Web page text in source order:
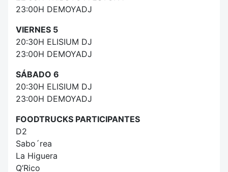
23:00H DEMOYADJ
VIERNES 5
20:30H ELISIUM DJ
23:00H DEMOYADJ
SÁBADO 6
20:30H ELISIUM DJ
23:00H DEMOYADJ
FOODTRUCKS PARTICIPANTES
D2
Sabo´rea
La Higuera
Q’Rico